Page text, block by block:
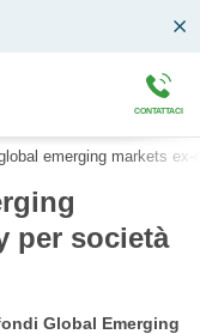
CONTATTACI
emerging markets ex-
per società
Global Emerging